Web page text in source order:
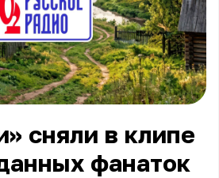
сняли в клипе
фанаток